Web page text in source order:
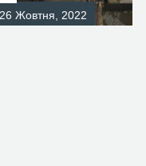
26 Жовтня, 2022